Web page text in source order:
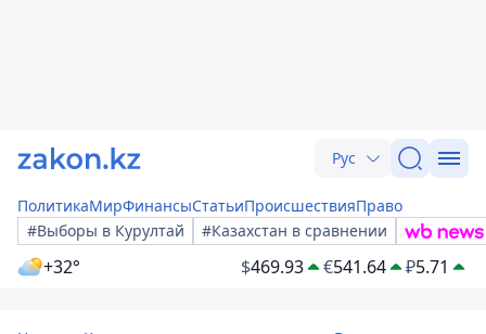
Рус
ПолитикаМирФинансыСтатьиПроисшествияПраво
#Выборы в Курултай
#Казахстан в сравнении
+32° $469.93 €541.64 ₽5.71